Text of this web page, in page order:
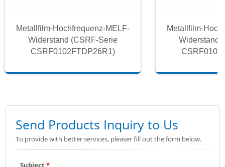
Metallfilm-Hochfrequenz-MELF-
Widerstand (CSRF-Serie
CSRF0102FTDP26R1)
Metallfilm-
Widerstand